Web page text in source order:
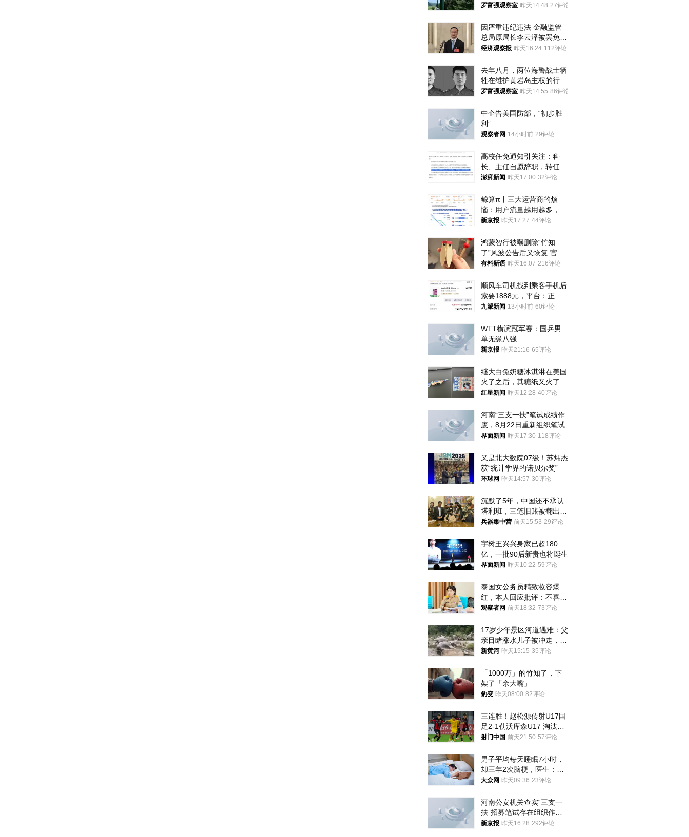
发现出大事了
罗富强观察室 昨天14:48 27评论
因严重违纪违法 金融监管
总局原局长李云泽被罢免全
国人大代表
经济观察报 昨天16:24 112评论
去年八月，两位海警战士牺
牲在维护黄岩岛主权的行动
中
罗富强观察室 昨天14:55 86评论
中企告美国防部，“初步胜
利”
观察者网 14小时前 29评论
高校任免通知引关注：科
长、主任自愿辞职，转任思
政辅导员
澎湃新闻 昨天17:00 32评论
鲸算π丨三大运营商的烦
恼：用户流量越用越多，收
入却越来越少
新京报 昨天17:27 44评论
鸿蒙智行被曝删除“竹知
了”风波公告后又恢复 官媒
曾力挺：劝华为要大度的，
有料新语 昨天16:07 216评论
顺风车司机找到乘客手机后
索要1888元，平台：正和
司机沟通协商
九派新闻 13小时前 60评论
WTT横滨冠军赛：国乒男
单无缘八强
新京报 昨天21:16 65评论
继大白兔奶糖冰淇淋在美国
火了之后，其糖纸又火了！
海外博主盛赞：平面设计经
红星新闻 昨天12:28 40评论
河南“三支一扶”笔试成绩作
废，8月22日重新组织笔试
界面新闻 昨天17:30 118评论
又是北大数院07级！苏炜杰
获“统计学界的诺贝尔奖”
环球网 昨天14:57 30评论
沉默了5年，中国还不承认
塔利班，三笔旧账被翻出，
最大风险出现
兵器集中营 前天15:53 29评论
宇树王兴兴身家已超180
亿，一批90后新贵也将诞生
界面新闻 昨天10:22 59评论
泰国女公务员精致妆容爆
红，本人回应批评：不喜欢
就别看
观察者网 前天18:32 73评论
17岁少年景区河道遇难：父
亲目睹涨水儿子被冲走，当
地排除上游泄洪，家属盼厘
新黄河 昨天15:15 35评论
「1000万」的竹知了，下
架了「余大嘴」
豹变 昨天08:00 82评论
三连胜！赵松源传射U17国
足2-1勒沃库森U17 淘汰赛
将战河床
射门中国 前天21:50 57评论
男子平均每天睡眠7小时，
却三年2次脑梗，医生：这
样睡觉更伤身
大众网 昨天09:36 23评论
河南公安机关查实“三支一
扶”招募笔试存在组织作弊
犯罪行为
新京报 昨天16:28 292评论